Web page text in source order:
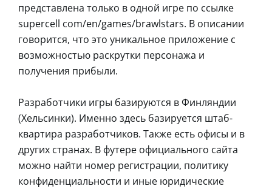
представлена только в одной игре по ссылке
supercell com/en/games/brawlstars. В описании
говорится, что это уникальное приложение с
возможностью раскрутки персонажа и
получения прибыли.
Разработчики игры базируются в Финляндии
(Хельсинки). Именно здесь базируется штаб-
квартира разработчиков. Также есть офисы и в
других странах. В футере официального сайта
можно найти номер регистрации, политику
конфиденциальности и иные юридические